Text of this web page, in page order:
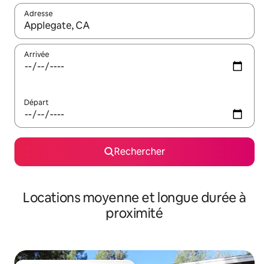
Adresse
Lorsque les résultats s'affichent, utilisez les flèches vers le
Arrivée
Départ
Rechercher
Locations moyenne et longue durée à
proximité